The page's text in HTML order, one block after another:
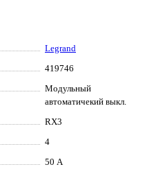
Legrand
419746
Модульный
автоматичекий выкл.
RX3
4
50 А